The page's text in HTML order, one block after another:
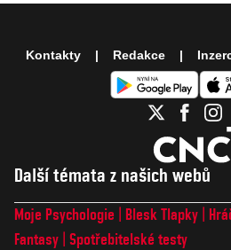
Další témata z našich webů
Moje Psychologie Blesk Tlapky
Fantasy Spotřebitelské testy
Kontakty Redakce